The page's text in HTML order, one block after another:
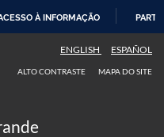
À INFORMAÇÃO
ENGLISH ESPAÑOL
ALTO CONTRASTE MAPA DO SITE